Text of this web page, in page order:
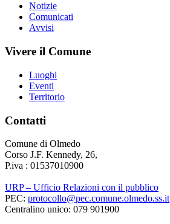
Notizie
Comunicati
Avvisi
Vivere il Comune
Luoghi
Eventi
Territorio
Contatti
Comune di Olmedo
Corso J.F. Kennedy, 26,
P.iva : 01537010900
URP – Ufficio Relazioni con il pubblico
PEC: protocollo@pec.comune.olmedo.ss.it
Centralino unico: 079 901900